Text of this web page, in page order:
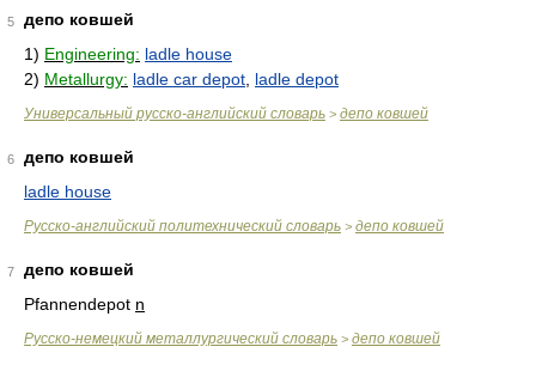
5
депо ковшей
1) Engineering: ladle house
2) Metallurgy: ladle car depot ladle depot
Универсальный русско-английский словарь > депо ковшей
6
депо ковшей
ladle house
Русско-английский политехнический словарь > депо ковшей
7
депо ковшей
Pfannendepot n
Русско-немецкий металлургический словарь > депо ковшей